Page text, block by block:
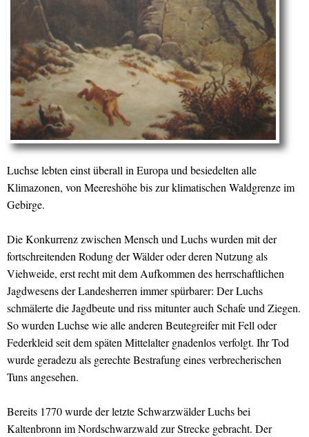
Luchse lebten einst überall in Europa und besiedelten alle
Klimazonen, von Meereshöhe bis zur klimatischen Waldgrenze im
Gebirge.
Die Konkurrenz zwischen Mensch und Luchs wurden mit der
fortschreitenden Rodung der Wälder oder deren Nutzung als
Viehweide, erst recht mit dem Aufkommen des herrschaftlichen
Jagdwesens der Landesherren immer spürbarer: Der Luchs
schmälerte die Jagdbeute und riss mitunter auch Schafe und Ziegen.
So wurden Luchse wie alle anderen Beutegreifer mit Fell oder
Federkleid seit dem späten Mittelalter gnadenlos verfolgt. Ihr Tod
wurde geradezu als gerechte Bestrafung eines verbrecherischen
Tuns angesehen.
Bereits 1770 wurde der letzte Schwarzwälder Luchs bei
Kaltenbronn im Nordschwarzwald zur Strecke gebracht. Der